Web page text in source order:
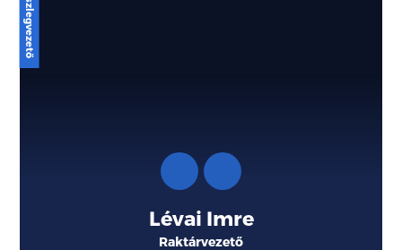
Lévai Imre
Raktárvezető